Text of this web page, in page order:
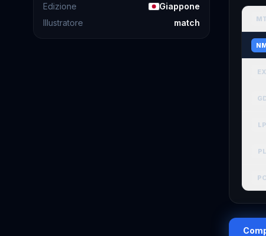
Edizione
Giappone
Illustratore
match
EX
LP
PL